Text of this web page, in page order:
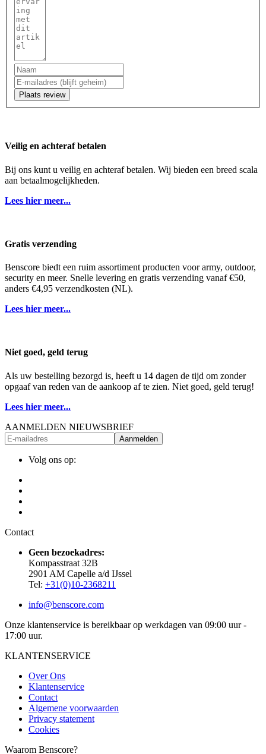
Plaats review
Veilig en achteraf betalen
Bij ons kunt u veilig en achteraf betalen. Wij bieden een breed scala
aan betaalmogelijkheden.
Lees hier meer...
Gratis verzending
Benscore biedt een ruim assortiment producten voor army, outdoor,
security en meer. Snelle levering en gratis verzending vanaf €50,
anders €4,95 verzendkosten (NL).
Lees hier meer...
Niet goed, geld terug
Als uw bestelling bezorgd is, heeft u 14 dagen de tijd om zonder
opgaaf van reden van de aankoop af te zien. Niet goed, geld terug!
Lees hier meer...
AANMELDEN NIEUWSBRIEF
Aanmelden
Volg ons op:
Contact
Geen bezoekadres:
Kompasstraat 32B
2901 AM Capelle a/d IJssel
Tel: +31(0)10-2368211
info@benscore.com
Onze klantenservice is bereikbaar op werkdagen van 09:00 uur -
17:00 uur.
KLANTENSERVICE
Over Ons
Klantenservice
Contact
Algemene voorwaarden
Privacy statement
Cookies
Waarom Benscore?